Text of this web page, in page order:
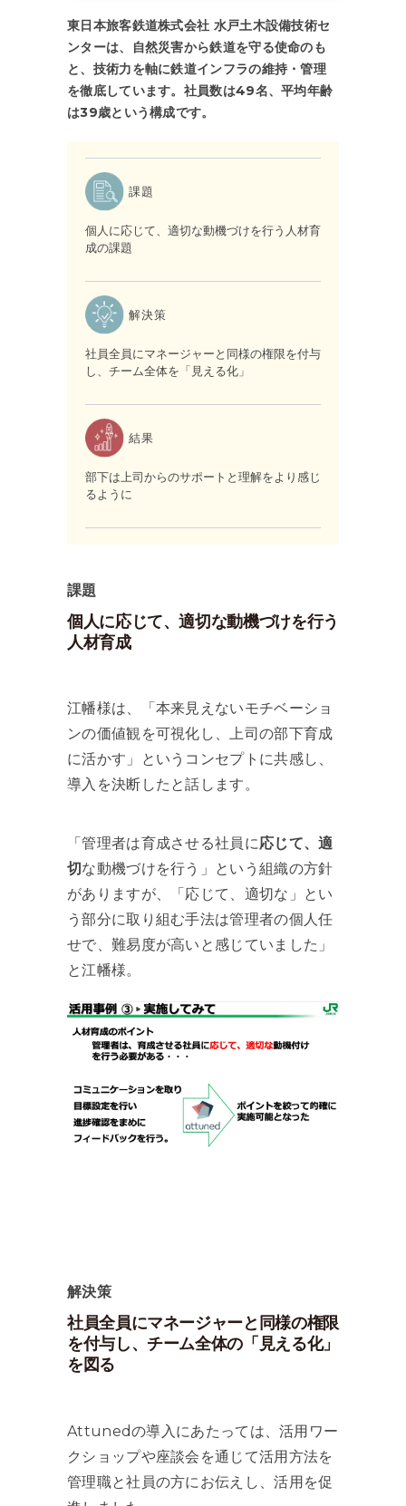
東日本旅客鉄道株式会社 水戸土木設備技術セ
ンターは、自然災害から鉄道を守る使命のも
と、技術力を軸に鉄道インフラの維持・管理
を徹底しています。社員数は49名、平均年齢
は39歳という構成です。
課題
個人に応じて、適切な動機づけを行う人材育
成の課題
解決策
社員全員にマネージャーと同様の権限を付与
し、チーム全体を「見える化」
結果
部下は上司からのサポートと理解をより感じ
るように
課題
個人に応じて、適切な動機づけを行う
人材育成
江幡様は、「本来見えないモチベーショ
ンの価値観を可視化し、上司の部下育成
に活かす」というコンセプトに共感し、
導入を決断したと話します。
「管理者は育成させる社員に応じて、適
切な動機づけを行う」という組織の方針
がありますが、「応じて、適切な」とい
う部分に取り組む手法は管理者の個人任
せで、難易度が高いと感じていました」
と江幡様。
解決策
社員全員にマネージャーと同様の権限
を付与し、チーム全体の「見える化」
を図る
Attunedの導入にあたっては、活用ワー
クショップや座談会を通じて活用方法を
管理職と社員の方にお伝えし、活用を促